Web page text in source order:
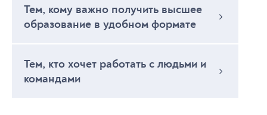
психологии и работе с персоналом, разобраться
в поведении людей и выстроить карьеру в сфере
работы с людьми
Тем, кому важно получить высшее
образование в удобном формате
обучение с работой и получить государственный
диплом
Тем, кто хочет работать с людьми и
командами